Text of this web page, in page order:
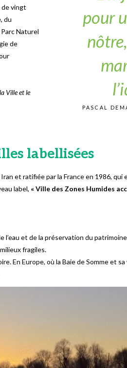
de vingt
du
Naturel
de
Ville et le
pour
PASCAL
labellisées
et ratifiée par la France en 1986,
label, « Ville des Zones Humides
et de la préservation du
fragiles.
En Europe, où la Baie de Somme et